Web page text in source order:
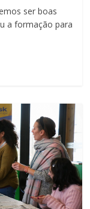
ser boas
a formação para